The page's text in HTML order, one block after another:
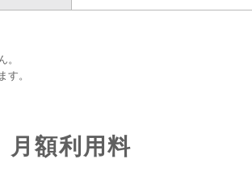
。
月額利用料
20,000円(税込22,000円)